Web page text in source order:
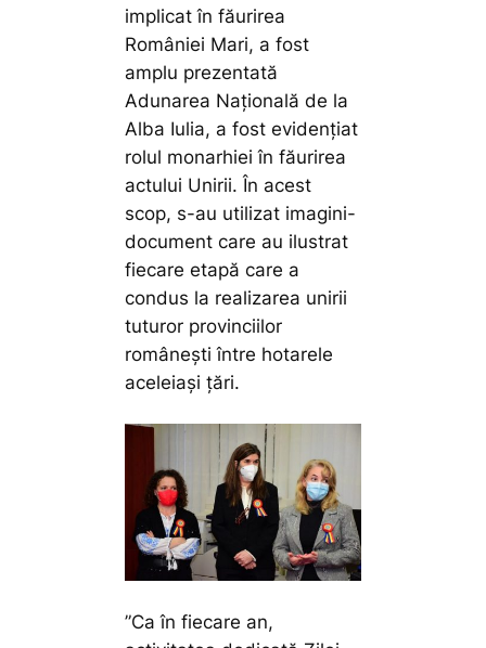
implicat în făurirea
României Mari, a fost
amplu prezentată
Adunarea Națională de la
Alba Iulia, a fost evidențiat
rolul monarhiei în făurirea
actului Unirii. În acest
scop, s-au utilizat imagini-
document care au ilustrat
fiecare etapă care a
condus la realizarea unirii
tuturor provinciilor
românești între hotarele
aceleiași țări.
”Ca în fiecare an,